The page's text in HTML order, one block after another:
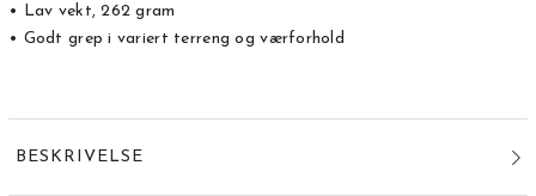
• Lav vekt, 262 gram
• Godt grep i variert terreng og værforhold
BESKRIVELSE